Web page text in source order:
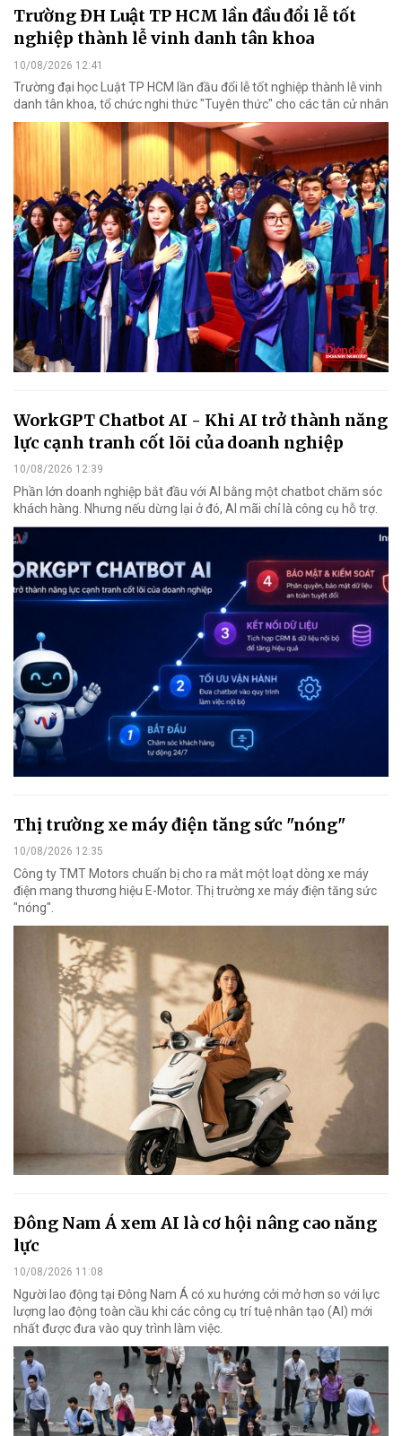
Trường ĐH Luật TP HCM lần đầu đổi lễ tốt
nghiệp thành lễ vinh danh tân khoa
10/08/2026 12:41
Trường đại học Luật TP HCM lần đầu đổi lễ tốt nghiệp thành lễ vinh
danh tân khoa, tổ chức nghi thức "Tuyên thức" cho các tân cử nhân
WorkGPT Chatbot AI - Khi AI trở thành năng
lực cạnh tranh cốt lõi của doanh nghiệp
10/08/2026 12:39
Phần lớn doanh nghiệp bắt đầu với AI bằng một chatbot chăm sóc
khách hàng. Nhưng nếu dừng lại ở đó, AI mãi chỉ là công cụ hỗ trợ.
Thị trường xe máy điện tăng sức "nóng"
10/08/2026 12:35
Công ty TMT Motors chuẩn bị cho ra mắt một loạt dòng xe máy
điện mang thương hiệu E-Motor. Thị trường xe máy điện tăng sức
"nóng".
Đông Nam Á xem AI là cơ hội nâng cao năng
lực
10/08/2026 11:08
Người lao động tại Đông Nam Á có xu hướng cởi mở hơn so với lực
lượng lao động toàn cầu khi các công cụ trí tuệ nhân tạo (AI) mới
nhất được đưa vào quy trình làm việc.